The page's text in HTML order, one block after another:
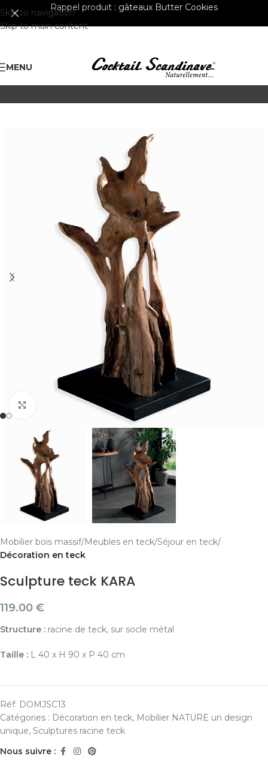
Skip to navigation
Skip to main content
Rappel produit : gâteaux Butter Cookies
MENU
Cliquer pour agrandir
Mobilier bois massif Meubles en teck Séjour en teck
Décoration en teck
Sculpture teck KARA
119.00 €
Structure : racine de teck, sur socle métal
Taille : L 40 x H 90 x P 40 cm
Réf: DOMJSC13
Catégories : Décoration en teck, Mobilier NATURE un design
unique, Sculptures racine teck
Nous suivre :